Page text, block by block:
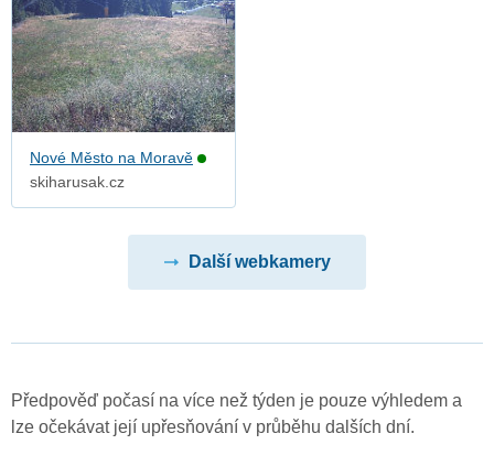
Nové Město na Moravě
skiharusak.cz
Další webkamery
Předpověď počasí na více než týden je pouze výhledem a
lze očekávat její upřesňování v průběhu dalších dní.